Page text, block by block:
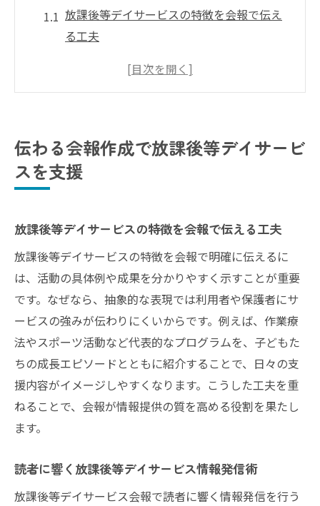
放課後等デイサービスの特徴を会報で伝え
る工夫
読者に響く放課後等デイサービス情報発信
放課後等デイサービス会報の役割と可能性
多様な視点で届ける放課後等デイサービス
次の行動につながる放課後等デイサービス
活動内容を魅力的に伝える方法とは
放課後等デイサービス活動内容の魅力的な
伝え方
日々の放課後等デイサービス活動を会報で
表現
放課後等デイサービス体験談の活用ポイン
ト
放課後等デイサービスの成長記録を分かり
やすく
伝わる会報作成で放課後等デイサービ
スを支援
放課後等デイサービスの特徴を会報で伝える工夫
放課後等デイサービスの特徴を会報で明確に伝えるに
は、活動の具体例や成果を分かりやすく示すことが重要
です。なぜなら、抽象的な表現では利用者や保護者にサ
ービスの強みが伝わりにくいからです。例えば、作業療
法やスポーツ活動など代表的なプログラムを、子どもた
ちの成長エピソードとともに紹介することで、日々の支
援内容がイメージしやすくなります。こうした工夫を重
ねることで、会報が情報提供の質を高める役割を果たし
ます。
読者に響く放課後等デイサービス情報発信術
放課後等デイサービス会報で読者に響く情報発信を行う